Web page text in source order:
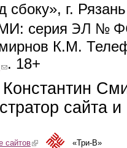
сбоку», г.
серия ЭЛ №
К.М.
(link sends e-mail)
. 18+
Константин
сайта
сайтов(link is external)«Три-В»